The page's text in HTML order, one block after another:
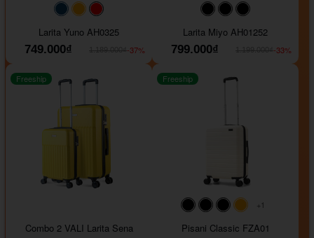
#093f69#ffa500
Larita Yuno AH0325
749.000₫
-37%
#000000#000000
Larita Miyo AH01252
799.000₫
-33%
Freeship
Combo 2 VALI Larita Sena
#000000#000000
#000000
#ffa500
+1
Freeship
Pisani Classic FZA01